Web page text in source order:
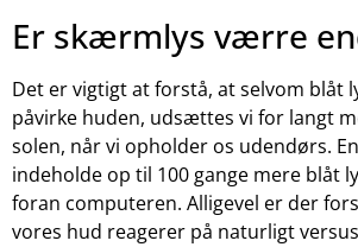
Er skærmlys værre
Det er vigtigt at forstå, at selvom blåt
påvirke huden, udsættes vi for langt
solen, når vi opholder os udendørs.
indeholde op til 100 gange mere blåt
foran computeren. Alligevel er der
vores hud reagerer på naturligt